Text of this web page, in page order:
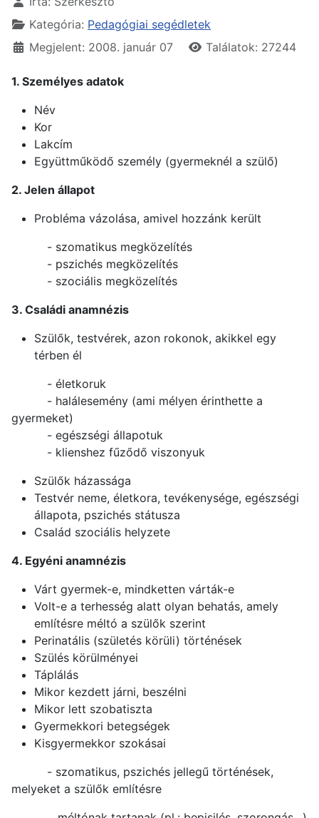
Kategória: Pedagógiai segédletek
Megjelent: 2008. január 07
Találatok: 27244
1. Személyes adatok
Név
Kor
Lakcím
Együttműködő személy (gyermeknél a szülő)
2. Jelen állapot
Probléma vázolása, amivel hozzánk került
- szomatikus megközelítés
- pszichés megközelítés
- szociális megközelítés
3. Családi anamnézis
Szülők, testvérek, azon rokonok, akikkel egy
térben él
- életkoruk
- halálesemény (ami mélyen érinthette a
gyermeket)
- egészségi állapotuk
- klienshez fűződő viszonyuk
Szülők házassága
Testvér neme, életkora, tevékenysége, egészségi
állapota, pszichés státusza
Család szociális helyzete
4. Egyéni anamnézis
Várt gyermek-e, mindketten várták-e
Volt-e a terhesség alatt olyan behatás, amely
említésre méltó a szülők szerint
Perinatális (születés körüli) történések
Szülés körülményei
Táplálás
Mikor kezdett járni, beszélni
Mikor lett szobatiszta
Gyermekkori betegségek
Kisgyermekkor szokásai
- szomatikus, pszichés jellegű történések,
melyeket a szülők említésre